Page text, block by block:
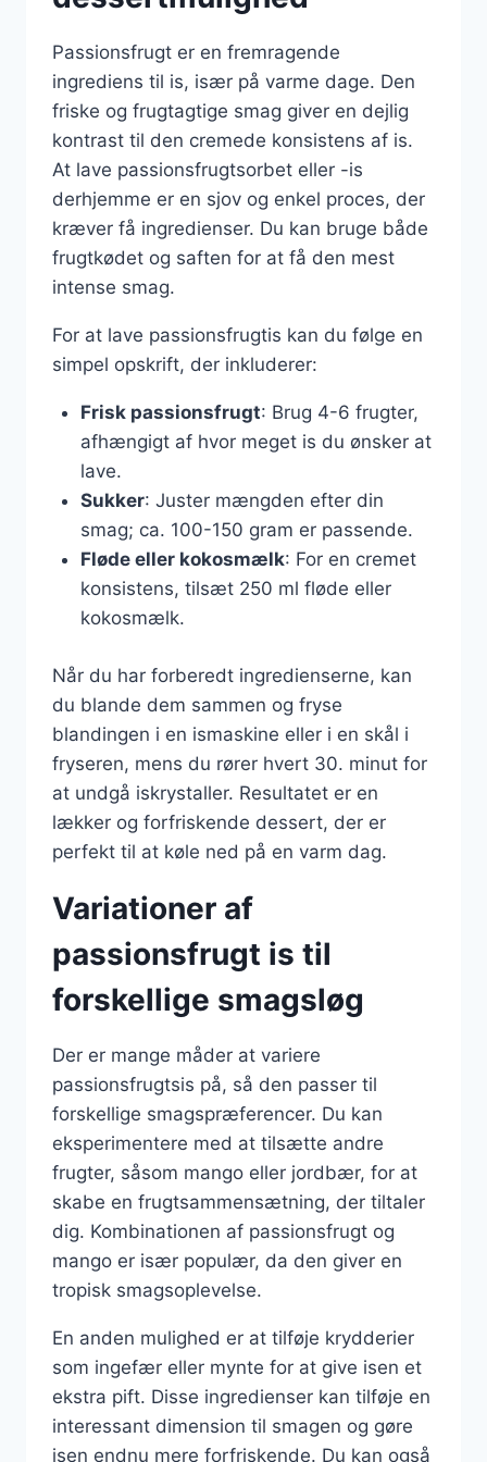
Passionsfrugt er en fremragende
ingrediens til is, især på varme dage. Den
friske og frugtagtige smag giver en dejlig
kontrast til den cremede konsistens af is.
At lave passionsfrugtsorbet eller -is
derhjemme er en sjov og enkel proces, der
kræver få ingredienser. Du kan bruge både
frugtkødet og saften for at få den mest
intense smag.
For at lave passionsfrugtis kan du følge en
simpel opskrift, der inkluderer:
Frisk passionsfrugt: Brug 4-6 frugter,
afhængigt af hvor meget is du ønsker at
lave.
Sukker: Juster mængden efter din
smag; ca. 100-150 gram er passende.
Fløde eller kokosmælk: For en cremet
konsistens, tilsæt 250 ml fløde eller
kokosmælk.
Når du har forberedt ingredienserne, kan
du blande dem sammen og fryse
blandingen i en ismaskine eller i en skål i
fryseren, mens du rører hvert 30. minut for
at undgå iskrystaller. Resultatet er en
lækker og forfriskende dessert, der er
perfekt til at køle ned på en varm dag.
Variationer af
passionsfrugt is til
forskellige smagsløg
Der er mange måder at variere
passionsfrugtsis på, så den passer til
forskellige smagspræferencer. Du kan
eksperimentere med at tilsætte andre
frugter, såsom mango eller jordbær, for at
skabe en frugtsammensætning, der tiltaler
dig. Kombinationen af passionsfrugt og
mango er især populær, da den giver en
tropisk smagsoplevelse.
En anden mulighed er at tilføje krydderier
som ingefær eller mynte for at give isen et
ekstra pift. Disse ingredienser kan tilføje en
interessant dimension til smagen og gøre
isen endnu mere forfriskende. Du kan også